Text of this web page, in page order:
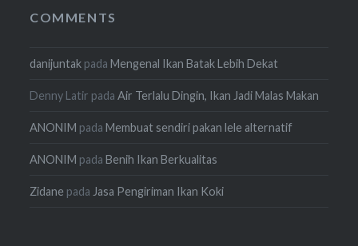
COMMENTS
danijuntak padaMengenal Ikan Batak Lebih Dekat
Denny Latir padaAir Terlalu Dingin, Ikan Jadi Malas Makan
ANONIM padaMembuat sendiri pakan lele alternatif
ANONIM padaBenih Ikan Berkualitas
Zidane pada Jasa Pengiriman Ikan Koki